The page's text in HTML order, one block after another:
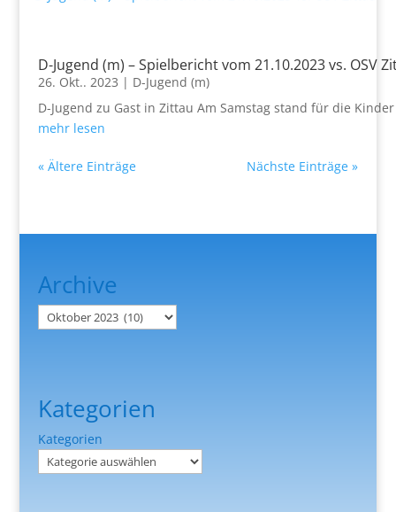
D-Jugend (m) – Spielbericht vom 21.10.2023 vs. OSV
26. Okt.. 2023 | D-Jugend (m)
D-Jugend zu Gast in Zittau Am Samstag stand für die
mehr lesen
« Ältere Einträge Nächste Einträge »
Archive
Archiv
Kategorien
Kategorien